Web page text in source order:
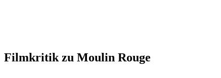
Filmkritik zu Moulin Rouge